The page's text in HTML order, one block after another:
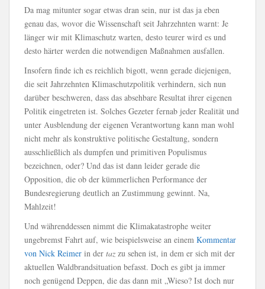
Da mag mitunter sogar etwas dran sein, nur ist das ja eben
genau das, wovor die Wissenschaft seit Jahrzehnten warnt: Je
länger wir mit Klimaschutz warten, desto teurer wird es und
desto härter werden die notwendigen Maßnahmen ausfallen.
Insofern finde ich es reichlich bigott, wenn gerade diejenigen,
die seit Jahrzehnten Klimaschutzpolitik verhindern, sich nun
darüber beschweren, dass das absehbare Resultat ihrer eigenen
Politik eingetreten ist. Solches Gezeter fernab jeder Realität und
unter Ausblendung der eigenen Verantwortung kann man wohl
nicht mehr als konstruktive politische Gestaltung, sondern
ausschließlich als dumpfen und primitiven Populismus
bezeichnen, oder? Und das ist dann leider gerade die
Opposition, die ob der kümmerlichen Performance der
Bundesregierung deutlich an Zustimmung gewinnt. Na,
Mahlzeit!
Und währenddessen nimmt die Klimakatastrophe weiter
ungebremst Fahrt auf, wie beispielsweise an einem Kommentar
von Nick Reimer in der taz zu sehen ist, in dem er sich mit der
aktuellen Waldbrandsituation befasst. Doch es gibt ja immer
noch genügend Deppen, die das dann mit „Wieso? Ist doch nur